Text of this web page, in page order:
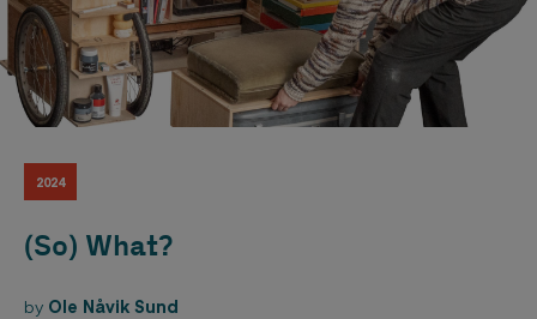
2024
(So) What?
by Ole Nåvik Sund